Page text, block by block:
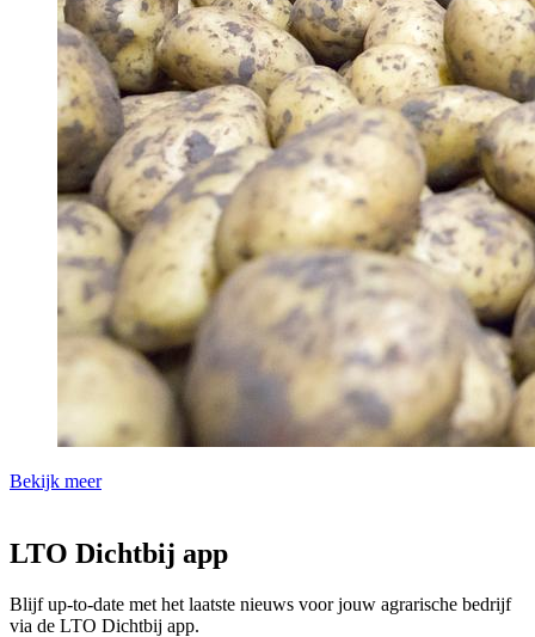
Bekijk meer
LTO Dichtbij app
Blijf up-to-date met het laatste nieuws voor jouw agrarische bedrijf
via de LTO Dichtbij app.